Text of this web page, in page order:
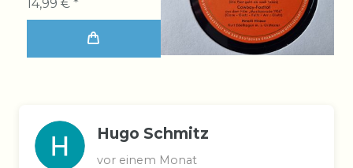
14,99 € *
Hugo Schmitz
vor einem Monat